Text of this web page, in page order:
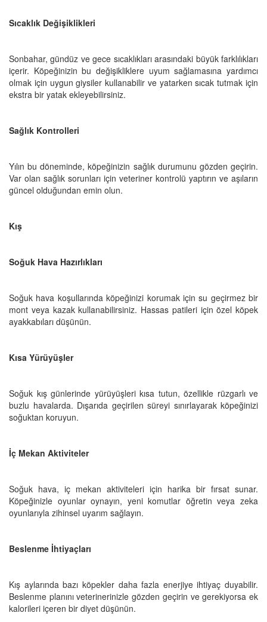
Sıcaklık Değişiklikleri
Sonbahar, gündüz ve gece sıcaklıkları arasındaki büyük farklılıkları
içerir. Köpeğinizin bu değişikliklere uyum sağlamasına yardımcı
olmak için uygun giysiler kullanabilir ve yatarken sıcak tutmak için
ekstra bir yatak ekleyebilirsiniz.
Sağlık Kontrolleri
Yılın bu döneminde, köpeğinizin sağlık durumunu gözden geçirin.
Var olan sağlık sorunları için veteriner kontrolü yaptırın ve aşıların
güncel olduğundan emin olun.
Kış
Soğuk Hava Hazırlıkları
Soğuk hava koşullarında köpeğinizi korumak için su geçirmez bir
mont veya kazak kullanabilirsiniz. Hassas patileri için özel köpek
ayakkabıları düşünün.
Kısa Yürüyüşler
Soğuk kış günlerinde yürüyüşleri kısa tutun, özellikle rüzgarlı ve
buzlu havalarda. Dışarıda geçirilen süreyi sınırlayarak köpeğinizi
soğuktan koruyun.
İç Mekan Aktiviteler
Soğuk hava, iç mekan aktiviteleri için harika bir fırsat sunar.
Köpeğinizle oyunlar oynayın, yeni komutlar öğretin veya zeka
oyunlarıyla zihinsel uyarım sağlayın.
Beslenme İhtiyaçları
Kış aylarında bazı köpekler daha fazla enerjiye ihtiyaç duyabilir.
Beslenme planını veterinerinizle gözden geçirin ve gerekiyorsa ek
kalorileri içeren bir diyet düşünün.